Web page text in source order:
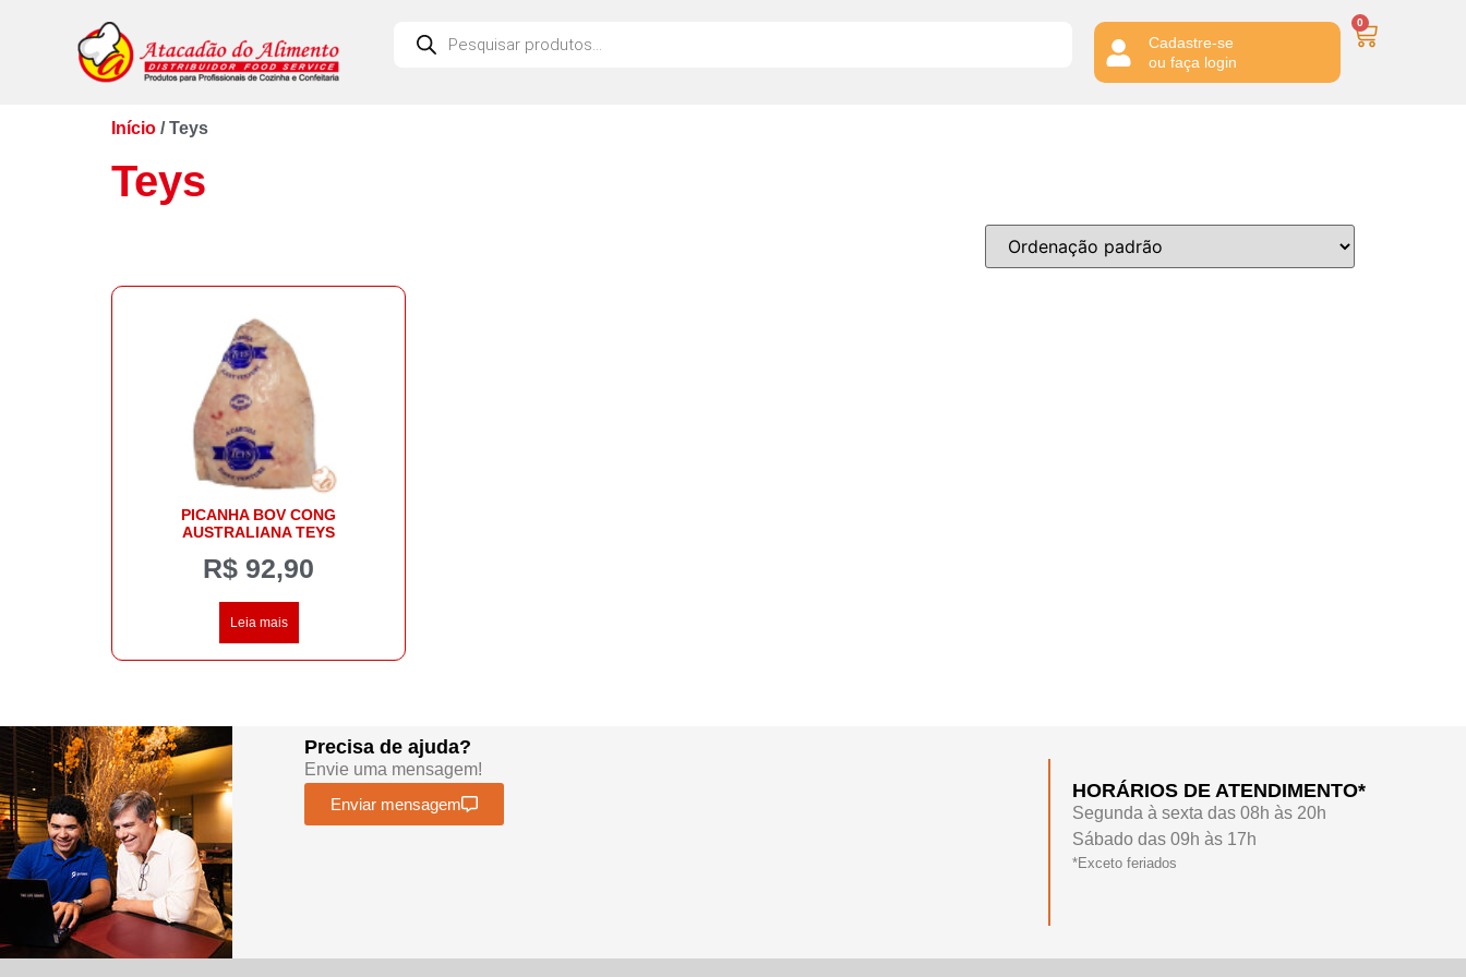
Cadastre-se
ou faça login
0
Início / Teys
Teys
PICANHA BOV CONG
AUSTRALIANA TEYS
R$ 92,90
Leia mais
Precisa de ajuda?
Envie uma mensagem!
Enviar mensagem
HORÁRIOS DE ATENDIMENTO*
Segunda à sexta das 08h às 20h
Sábado das 09h às 17h
*Exceto feriados